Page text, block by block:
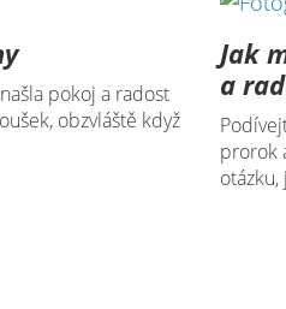
pokoj a radost
obzvláště když
Jak
a
prorok